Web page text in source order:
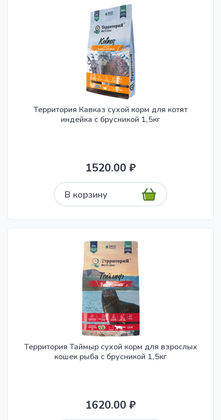
Территория Кавказ сухой корм для котят
индейка с брусникой 1,5кг
1520.00 ₽
В корзину
Территория Таймыр сухой корм для взрослых
кошек рыба с брусникой 1,5кг
1620.00 ₽